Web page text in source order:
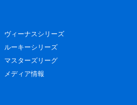
ヴィーナスシリーズ
ルーキーシリーズ
マスターズリーグ
メディア情報